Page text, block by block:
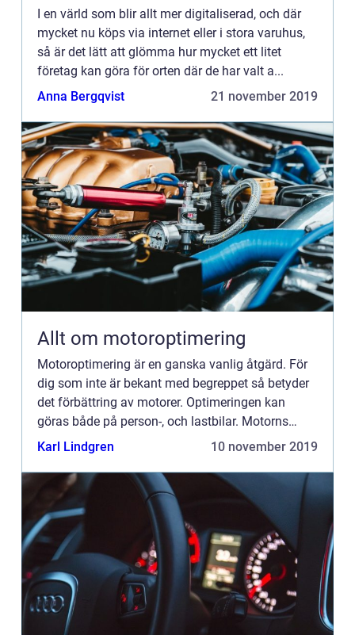
I en värld som blir allt mer digitaliserad, och där
mycket nu köps via internet eller i stora varuhus,
så är det lätt att glömma hur mycket ett litet
företag kan göra för orten där de har valt a...
Anna Bergqvist
21 november 2019
Allt om motoroptimering
Motoroptimering är en ganska vanlig åtgärd. För
dig som inte är bekant med begreppet så betyder
det förbättring av motorer. Optimeringen kan
göras både på person-, och lastbilar. Motorns
funk...
Karl Lindgren 10 november 2019